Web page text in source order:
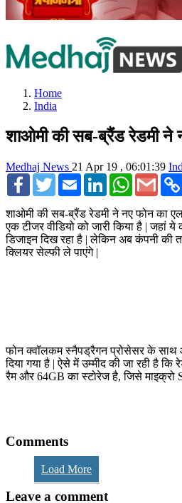
Home
India
शाओमी की सब-ब्रैंड रेडमी ने
Medhaj News 21 Apr 19 , 06:01:39
Facebook
TwitterEmail LinkedInWhatsApp
शाओमी की सब-ब्रैंड रेडमी ने नए फोन का
एक टीजर वीडियो को जारी किया है | जहां
डिजाइन दिख रहा है | लेकिन अब कंपनी की
क्लियर सेल्फी ले पाएंगे |
फोन क्वॉलकम स्नैपड्रैगन प्रोसेसर के साथ
दिया गया है | ऐसे में उम्मीद की जा रही है
रैम और 64GB का स्टोरेज है, जिसे
Comments
Load More
Leave a comment